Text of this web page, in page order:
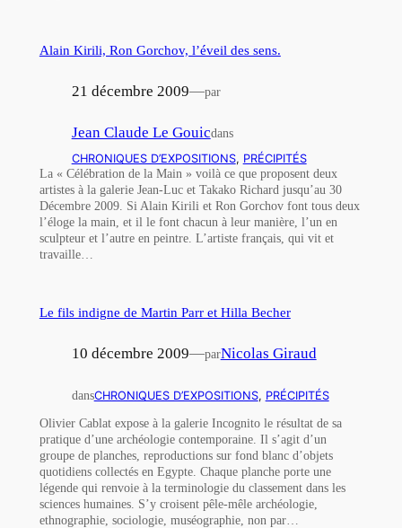
Alain Kirili, Ron Gorchov, l’éveil des sens.
21 décembre 2009—par
Jean Claude Le Gouicdans
CHRONIQUES D’EXPOSITIONS, PRÉCIPITÉS
La « Célébration de la Main » voilà ce que proposent deux
artistes à la galerie Jean-Luc et Takako Richard jusqu’au 30
Décembre 2009. Si Alain Kirili et Ron Gorchov font tous deux
l’éloge la main, et il le font chacun à leur manière, l’un en
sculpteur et l’autre en peintre. L’artiste français, qui vit et
travaille…
Le fils indigne de Martin Parr et Hilla Becher
10 décembre 2009—parNicolas Giraud
dansCHRONIQUES D’EXPOSITIONS, PRÉCIPITÉS
Olivier Cablat expose à la galerie Incognito le résultat de sa
pratique d’une archéologie contemporaine. Il s’agit d’un
groupe de planches, reproductions sur fond blanc d’objets
quotidiens collectés en Egypte. Chaque planche porte une
légende qui renvoie à la terminologie du classement dans les
sciences humaines. S’y croisent pêle-mêle archéologie,
ethnographie, sociologie, muséographie, non par…